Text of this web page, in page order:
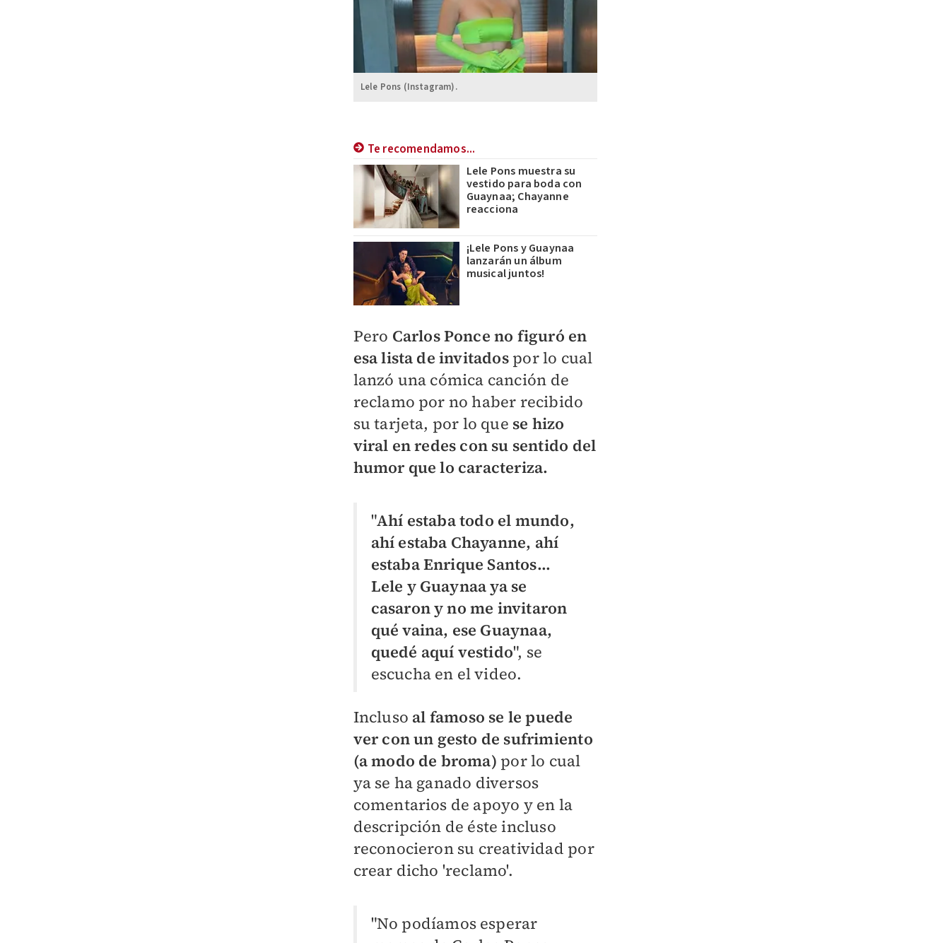
Lele Pons (Instagram).
Te recomendamos...
Lele Pons muestra su
vestido para boda con
Guaynaa; Chayanne
reacciona
¡Lele Pons y Guaynaa
lanzarán un álbum
musical juntos!
Pero Carlos Ponce no figuró en
esa lista de invitadospor lo cual
lanzó una cómica canción de
reclamo por no ​haber recibido
su tarjeta, por lo que se hizo
viral en redes con su sentido del
humor que lo caracteriza.
"Ahí estaba todo el mundo,
ahí estaba Chayanne, ahí
estaba Enrique Santos...
Lele y Guaynaa ya se
casaron y no me invitaron
qué vaina, ese Guaynaa,
quedé aquí vestido", se
escucha en el video.
Incluso al famoso se le puede
ver con un gesto de sufrimiento
(a modo de broma) por lo cual
ya se ha ganado diversos
comentarios de apoyo y en la
descripción de éste incluso
reconocieron su creatividad por
crear dicho 'reclamo'.
"No podíamos esperar